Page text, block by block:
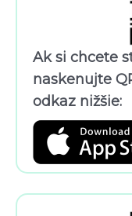
Ak si chcete
naskenujte
odkaz nižšie: